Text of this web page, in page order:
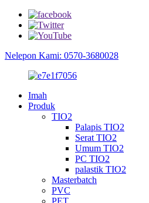
Nelepon Kami: 0570-3680028
Imah
Produk
TIO2
Palapis TIO2
Serat TIO2
Umum TIO2
PC TIO2
palastik TIO2
Masterbatch
PVC
PET